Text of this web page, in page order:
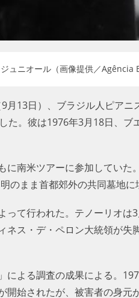
ュニオール（画像提供／Agência
13日）、ブラジル人ピアニ
た。彼は1976年3月18日、ブ
南米ツアーに参加していた
のまま首都郊外の共同墓地に
て行われた。テノーリオは
ス・デ・ペロン大統領が失
よる調査の成果による。
始されたが、被害者の身元